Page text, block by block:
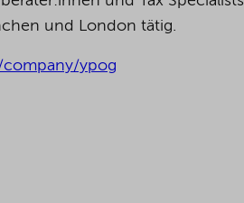
und London tätig.
ypog